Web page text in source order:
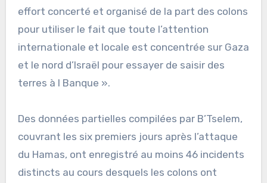
effort concerté et organisé de la part des colons
pour utiliser le fait que toute l’attention
internationale et locale est concentrée sur Gaza
et le nord d’Israël pour essayer de saisir des
terres à l Banque ».
Des données partielles compilées par B’Tselem,
couvrant les six premiers jours après l’attaque
du Hamas, ont enregistré au moins 46 incidents
distincts au cours desquels les colons ont